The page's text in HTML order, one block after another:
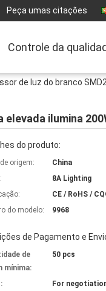
Peça umas citações
Controle da
de luz do branco
ilumina
do produto:
origem:
China
8A Lighting
CE / RoHS /
do modelo:
9968
de Pagamento e
de
mínima:
50 pcs
For